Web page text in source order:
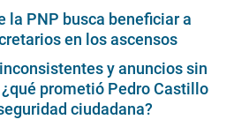
la PNP busca beneficiar a
en los ascensos
y anuncios sin
prometió Pedro Castillo
ciudadana?